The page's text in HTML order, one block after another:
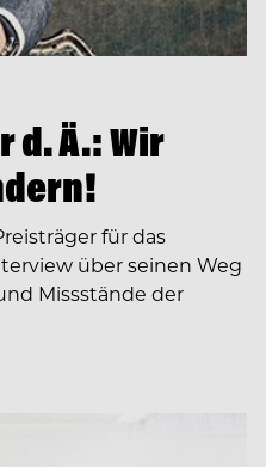
d. Ä.: Wir
für das
über seinen Weg
Missstände der